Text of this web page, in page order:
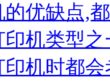
优缺点,
机类型
机时都